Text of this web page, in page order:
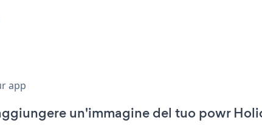
app
un'immagine del tuo powr